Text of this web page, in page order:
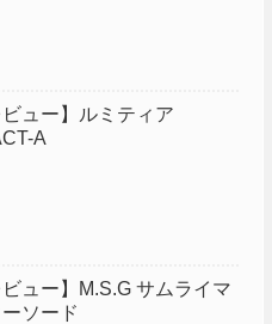
ビュー】ルミティア
A
ビュー】M.S.G サムライマ
ソード